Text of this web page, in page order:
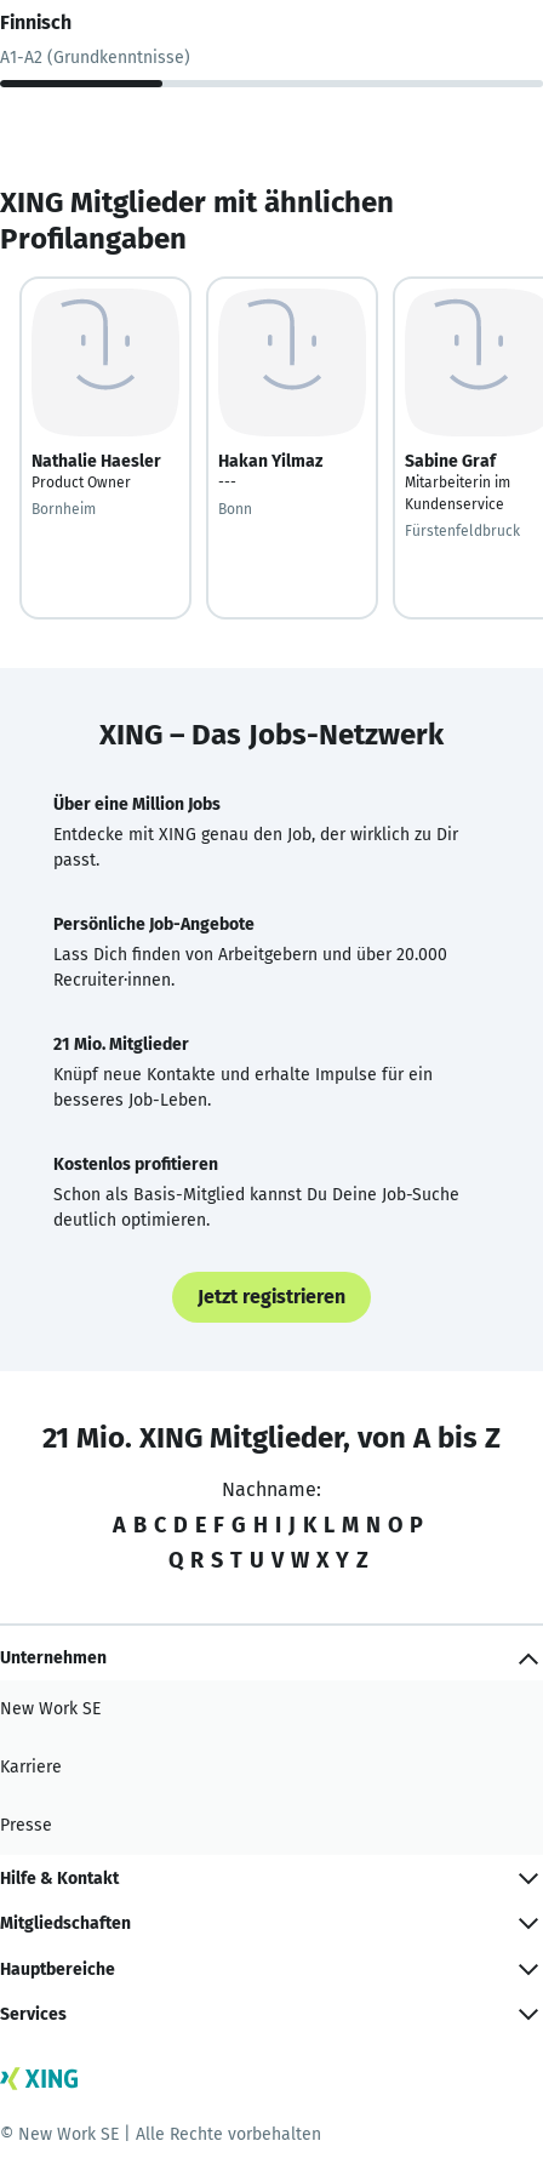
Finnisch
A1-A2 (Grundkenntnisse)
XING Mitglieder mit ähnlichen
Profilangaben
Nathalie Haesler
Product Owner
Bornheim
Hakan Yilmaz
---
Bonn
Sabine Graf
Mitarbeiterin im
Kundenservice
Fürstenfeldbruck
XING – Das Jobs-Netzwerk
Über eine Million Jobs
Entdecke mit XING genau den Job, der wirklich zu Dir
passt.
Persönliche Job-Angebote
Lass Dich finden von Arbeitgebern und über 20.000
Recruiter·innen.
21 Mio. Mitglieder
Knüpf neue Kontakte und erhalte Impulse für ein
besseres Job-Leben.
Kostenlos profitieren
Schon als Basis-Mitglied kannst Du Deine Job-Suche
deutlich optimieren.
Jetzt registrieren
21 Mio. XING Mitglieder, von A bis Z
Nachname:
A B C D E F G H I J K L M N O P
Q R S T U V W X Y Z
Unternehmen
New Work SE
Karriere
Presse
Hilfe & Kontakt
Mitgliedschaften
Hauptbereiche
Services
© New Work SE | Alle Rechte vorbehalten